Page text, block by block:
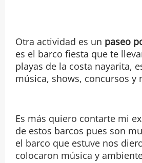
Otra actividad es un paseo
es el barco fiesta que te
playas de la costa nayarita,
música, shows, concursos y
Es más quiero contarte mi
de estos barcos pues son
el barco que estuve nos
colocaron música y